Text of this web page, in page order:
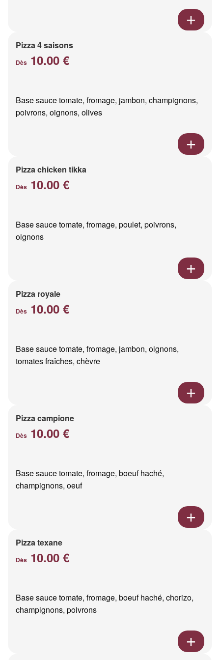
Pizza 4 saisons
Dès 10.00 €
Base sauce tomate, fromage, jambon, champignons,
poivrons, oignons, olives
Pizza chicken tikka
Dès 10.00 €
Base sauce tomate, fromage, poulet, poivrons,
oignons
Pizza royale
Dès 10.00 €
Base sauce tomate, fromage, jambon, oignons,
tomates fraîches, chèvre
Pizza campione
Dès 10.00 €
Base sauce tomate, fromage, boeuf haché,
champignons, oeuf
Pizza texane
Dès 10.00 €
Base sauce tomate, fromage, boeuf haché, chorizo,
champignons, poivrons